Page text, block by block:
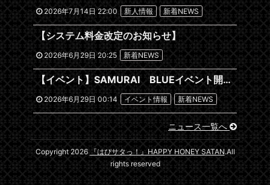
2026年7月14日 22:00 新人情報 新着NEWS
【システム料金改定のお知らせ】
2026年6月29日 20:25 新着NEWS
【イベント】SAMURAI BLUEイベント開催します！
2026年6月29日 00:14 イベント情報 新着NEWS
ニュース一覧へ
Copyright 2026 『はぴサタっ！』HAPPY HONEY SATAN.All
rights reserved